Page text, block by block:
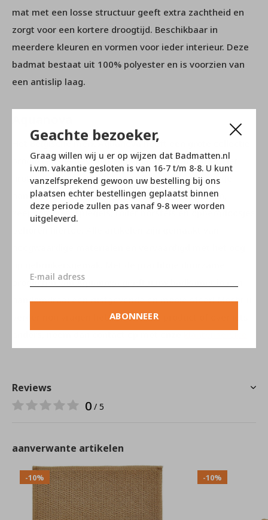
Geachte bezoeker,
Graag willen wij u er op wijzen dat Badmatten.nl
i.v.m. vakantie gesloten is van 16-7 t/m 8-8. U kunt
vanzelfsprekend gewoon uw bestelling bij ons
plaatsen echter bestellingen geplaatst binnen
deze periode zullen pas vanaf 9-8 weer worden
uitgeleverd.
ABONNEER
mat met een losse structuur geeft extra zachtheid en
zorgt voor een kortere droogtijd. Beschikbaar in
meerdere kleuren en vormen voor ieder interieur. Deze
badmat bestaat uit 100% polyester en is voorzien van
een antislip laag.
Het Belgische merk Aquanova heeft een grote collectie
producten die geschikt zijn voor in de badkamer. Het
grote assortiment omslaat onder andere prachtige
handdoeken, badmatten, badjassen, wasmanden,
zeeppompjes, spiegels, toilet borstels en opbergdoosjes
producten van Aquanova geeft u uw badkamer in een
handomdraai een rustgevende en mooie sfeer! Mocht u
verder nog vragen hebben over dit product of over iets
Reviews
0 / 5
aanverwante artikelen
-10% -10%